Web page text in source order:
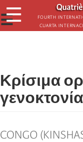
Παράκαμψη
προς
το
Fourth
Cuarta
☰
☰
Κρίσιμα
CONGO